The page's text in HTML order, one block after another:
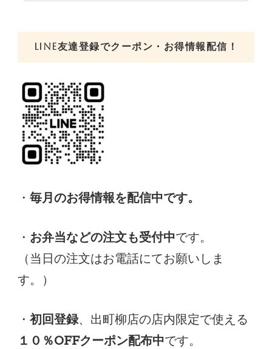
LINE友達登録でクーポン・お得情報配信！
・ 毎月のお得情報を配信中です。
・ お弁当などの注文も受付中です。
（当日の注文はお電話にてお願いしま
す。）
・ 初回登録、出町柳店の店内限定で使える
１０％OFFクーポン配布中です。